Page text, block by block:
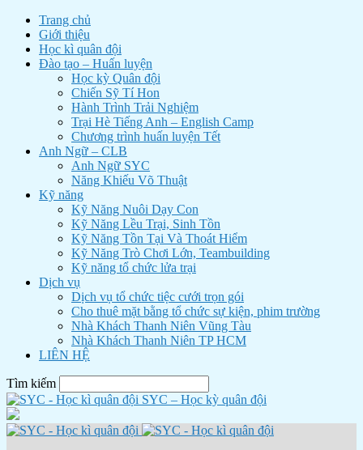
Trang chủ
Giới thiệu
Học kì quân đội
Đào tạo – Huấn luyện
Học kỳ Quân đội
Chiến Sỹ Tí Hon
Hành Trình Trải Nghiệm
Trại Hè Tiếng Anh – English Camp
Chương trình huấn luyện Tết
Anh Ngữ – CLB
Anh Ngữ SYC
Năng Khiếu Võ Thuật
Kỹ năng
Kỹ Năng Nuôi Dạy Con
Kỹ Năng Lều Trại, Sinh Tồn
Kỹ Năng Tồn Tại Và Thoát Hiểm
Kỹ Năng Trò Chơi Lớn, Teambuilding
Kỹ năng tổ chức lửa trại
Dịch vụ
Dịch vụ tổ chức tiệc cưới trọn gói
Cho thuê mặt bằng tổ chức sự kiện, phim trường
Nhà Khách Thanh Niên Vũng Tàu
Nhà Khách Thanh Niên TP HCM
LIÊN HỆ
Tìm kiếm
SYC – Học kỳ quân đội